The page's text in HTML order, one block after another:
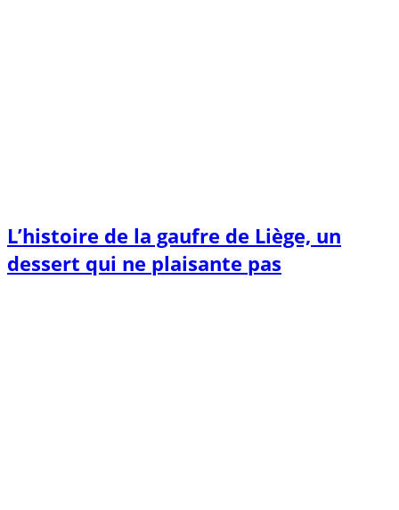
L’histoire de la gaufre de Liège, un
dessert qui ne plaisante pas